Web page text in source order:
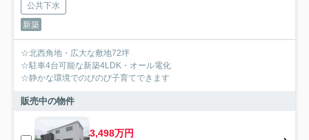
公共下水
新築
☆北西角地・広大な敷地72坪
☆駐車4台可能な新築4LDK・オール電化
☆静かな環境でのびのび子育てできます
販売中の物件
3,498万円